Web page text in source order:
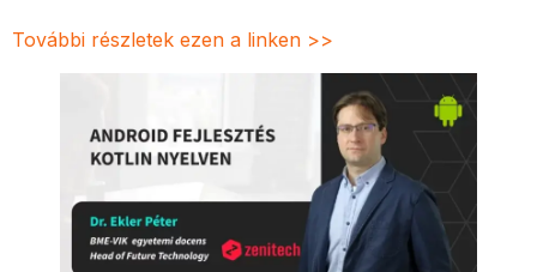
További részletek ezen a linken >>